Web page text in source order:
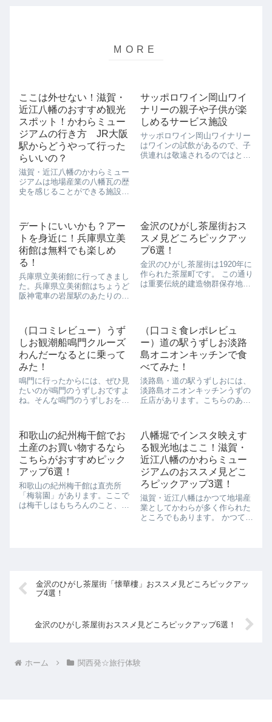
ここは外せない！滋賀・
近江八幡のおすすめ観光
スポット！かわらミュー
ジアムの行き方 JR大阪
駅からどうやって行った
らいいの？
滋賀・近江八幡のかわらミュー
ジアムは地場産業の八幡瓦の歴
史を感じることができる施設で
が有名ですが、かわらミュージ
アムも八幡堀にあるのでぜひ寄
っていきたいスポットです。 落
ち着いた...
サッポロワイン岡山ワイ
ナリーの親子や子供が楽
しめるサービス施設
サッポロワイン岡山ワイナリー
はワインの試飲があるので、子
供連れは敬遠されるのではと思
デートにいいかも？アー
トを身近に！兵庫県立美
術館は無料でも楽しめ
る！
兵庫県立美術館に行ってきまし
た。兵庫県立美術館はちょうど
阪神電車の岩屋駅のあたりのあ
て、街中がまさにアートの街な
んです。美術館には入らなくて
も、こちらに遊びに来れば、1
日中遊べるほど十...
金沢のひがし茶屋街おス
スメ見どころピックアッ
プ6選！
金沢のひがし茶屋街は1920年に
作られた茶屋町です。 この通り
は重要伝統的建造物群保存地区
せんが、その中でもひがし茶屋
は最...
（口コミレビュー）うず
しお観潮船鳴門クルーズ
わんだーなるとに乗って
みた！
鳴門に行ったからには、ぜひ見
たいのが鳴門のうずしおですよ
ね。そんな鳴門のうずしおを見
な船が運行していますよ。今回
乗ってみたのはわんだーなると
です。この日は、最初から観潮
船に乗りたいと思...
（口コミ食レポレビュ
ー）道の駅うずしお淡路
島オニオンキッチンで食
べてみた！
淡路島・道の駅うずしおには、
淡路島オニオンキッチンうずの
丘店があります。こちらのあわ
また、ソフトクリームも玉ねぎ
ソフトクリームがご当地ソフト
クリームとして売っているんで
すよ。そんな大行...
和歌山の紀州梅干館でお
土産のお買い物するなら
こちらがおすすめピック
アップ6選！
和歌山の紀州梅干館は直売所
「梅翁園」があります。ここで
は梅干しはもちろんのこと、梅
八幡堀でインスタ映えす
る観光地はここ！滋賀・
近江八幡のかわらミュー
ジアムのおススメ見どこ
ろピックアップ3選！
滋賀・近江八幡はかつて地場産
業としてかわらが多く作られた
ところでもあります。 かつては
金沢のひがし茶屋街「懐華樓」おススメ見どころピックアッ
プ4選！
金沢のひがし茶屋街おススメ見どころピックアップ6選！
ホーム 関西発☆旅行体験